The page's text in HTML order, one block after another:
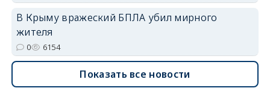
В Крыму вражеский БПЛА убил мирного
жителя
0 6154
Показать все новости